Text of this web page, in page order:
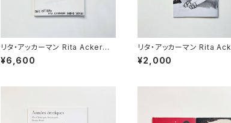
リタ・アッカーマン Rita Ackerma
nn / アンドロ・ウェクア Andro W
ekua | Noniggaho / Chapter
¥6,600
リタ・アッカーマン Rita
nn / リチャード・カーン
Kern | Noniggaho /
¥2,000